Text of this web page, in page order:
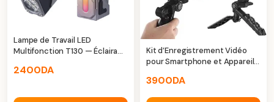
Lampe de Travail LED
Multifonction T130 — Éclairage
2400DA
Kit d’Enregistrement Vidéo
pour Smartphone et Appareil
Lumière LED
3900DA